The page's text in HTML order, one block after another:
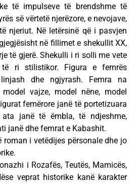
të impulseve të brendshme të
së vërtetë njerëzore, e nevojave,
njeriut. Në letërsinë që i pasvjen
në fillimet e shekullit XX,
të gjerë. Shekulli i ri solli me vete
ri stilistikor. Figura e femrës
dhe ngjyrash. Femra na
vajze, model nëne, model
femërore janë të portetizuara
ata janë të ëmbla, të ndjeshme,
janë dhe femrat e Kabashit.
roman i vetëdijes përsonale dhe jo
i Rozafës, Teutës, Mamicës,
veprat historike kanë karakter